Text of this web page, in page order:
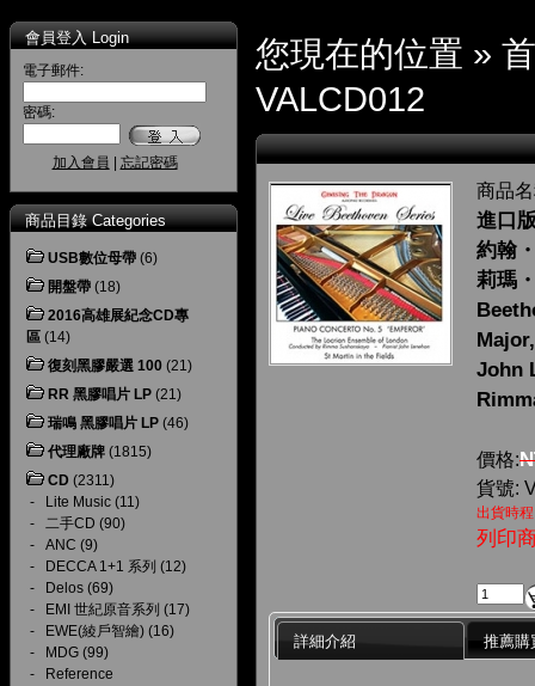
會員登入 Login
電子郵件:
密碼:
加入會員 忘記密碼
商品目錄 Categories
USB數位母帶 (6)
開盤帶 (18)
2016高雄展紀念CD專
區 (14)
復刻黑膠嚴選 100 (21)
RR 黑膠唱片 LP (21)
瑞鳴 黑膠唱片 LP (46)
代理廠牌 (1815)
CD (2311)
-
Lite Music (11)
- 二手CD (90)
- ANC (9)
-
DECCA 1+1 系列 (12)
-
Delos (69)
-
EMI 世紀原音系列 (17)
-
EWE(綾戶智繪) (16)
-
MDG (99)
-
Reference
您現在的位置 »
VALCD012
商品
進口
約翰
莉瑪
John
價格:
貨號:
出貨時
列印
詳細介紹 推薦購